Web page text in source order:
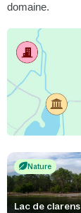
domaine.
Nature
Lac de clarens